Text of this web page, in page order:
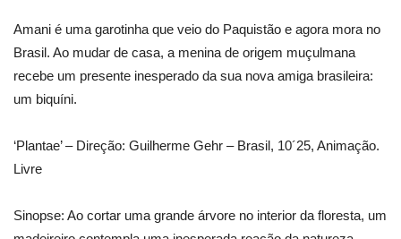
Amani é uma garotinha que veio do Paquistão e agora mora no
Brasil. Ao mudar de casa, a menina de origem muçulmana
recebe um presente inesperado da sua nova amiga brasileira:
um biquíni.
‘Plantae’ – Direção: Guilherme Gehr – Brasil, 10´25, Animação.
Livre
Sinopse: Ao cortar uma grande árvore no interior da floresta, um